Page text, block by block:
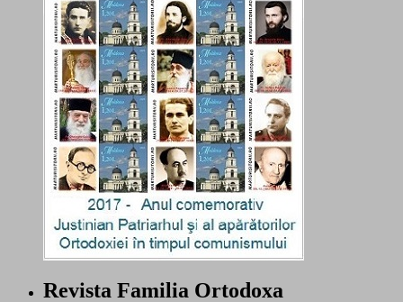
Revista Familia Ortodoxa